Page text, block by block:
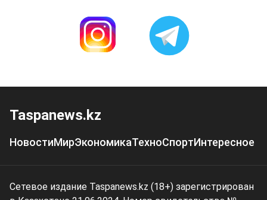
Taspanews.kz
НовостиМирЭкономикаТехноСпортИнтересное
Сетевое издание Taspanews.kz (18+) зарегистрирован